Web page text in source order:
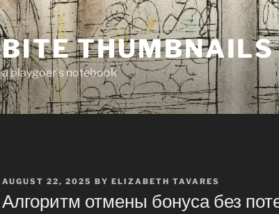
BITE THUMBNAILS
a playgoer's notebook
POSTED
AUGUST 22, 2025 BY ELIZABETH TAVARES
Алгоритм отмены бонуса без